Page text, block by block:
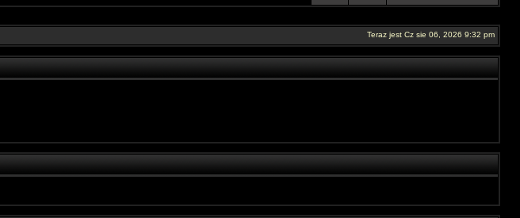
Teraz jest Cz sie 06, 2026 9:32 pm